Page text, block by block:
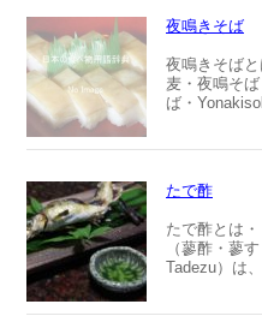
夜鳴きそば
夜鳴きそば
麦・夜鳴そ
ば・
たで酢
たで酢とは
（蓼酢・蓼
Tadezu）は、